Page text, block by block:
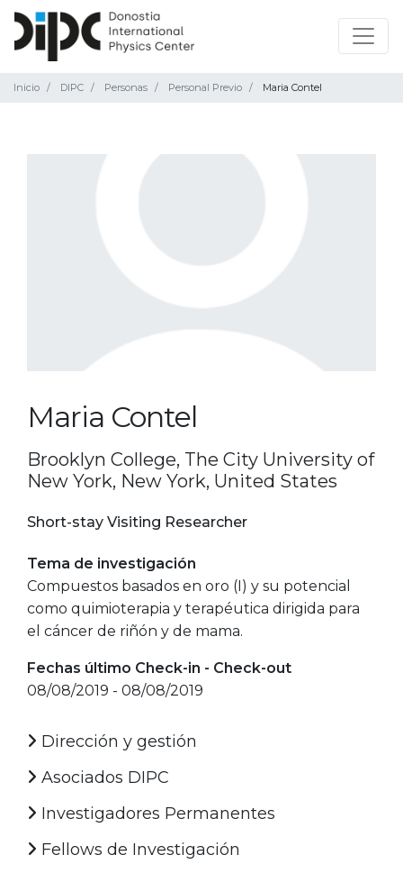
Inicio DIPC Personas Personal Previo Maria Contel
Maria Contel
Brooklyn College, The City University of
New York, New York, United States
Short-stay Visiting Researcher
Tema de investigación
Compuestos basados en oro (I) y su potencial
como quimioterapia y terapéutica dirigida para
el cáncer de riñón y de mama.
Fechas último Check-in - Check-out
08/08/2019 - 08/08/2019
Dirección y gestión
Asociados DIPC
Investigadores Permanentes
Fellows de Investigación